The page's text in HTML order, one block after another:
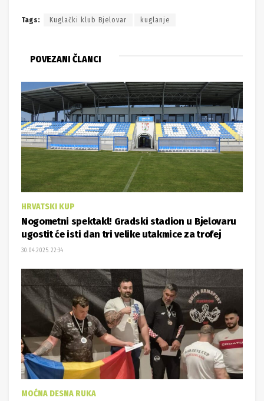
Tags: Kuglački klub Bjelovar kuglanje
POVEZANI ČLANCI
HRVATSKI KUP
Nogometni spektakl! Gradski stadion u Bjelovaru
ugostit će isti dan tri velike utakmice za trofej
30.04.2025. 22:34
MOĆNA DESNA RUKA